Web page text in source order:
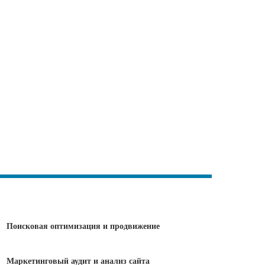
Поисковая оптимизация и продвижение
Маркетинговый аудит и анализ сайта